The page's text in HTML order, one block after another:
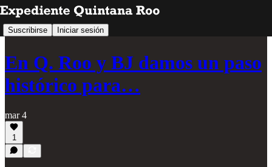
Suscribirse Iniciar sesión
En Q. Roo y BJ damos un paso
histórico para…
mar 4
1